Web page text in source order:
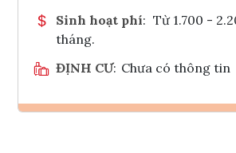
Sinh hoạt phí: Từ 1.700 -
tháng.
ĐỊNH CƯ: Chưa có thông tin